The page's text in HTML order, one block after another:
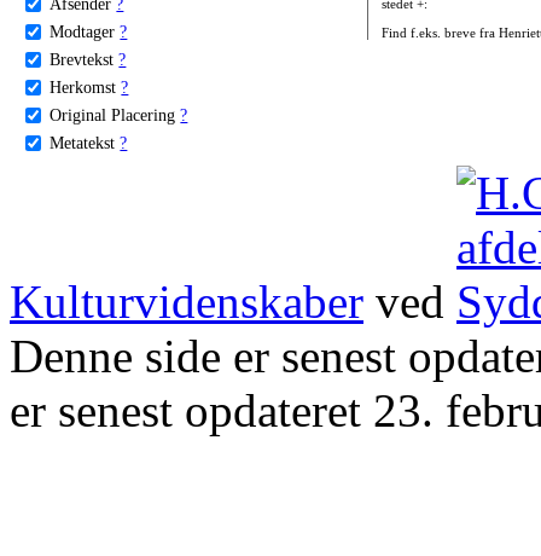
Modtager ?
Brevtekst ?
Herkomst ?
Original Placering ?
Metatekst ?
stedet +:
Find f.eks. breve fra
Kulturvidenskaber ved
Denne side er senest
er senest opdateret 23.